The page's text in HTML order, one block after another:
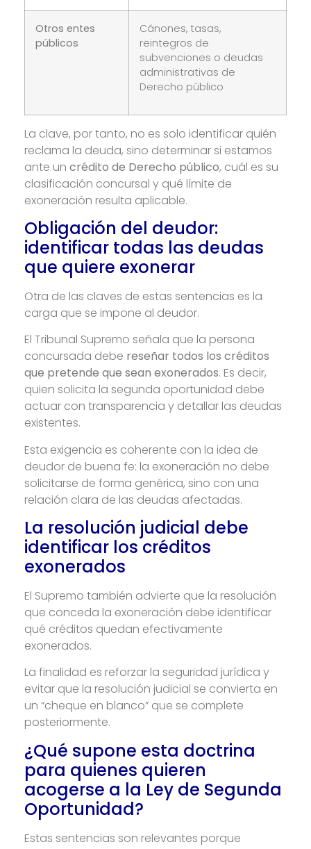
Otros entes
públicos
Cánones, tasas,
reintegros de
subvenciones o deudas
administrativas de
Derecho público
La clave, por tanto, no es solo identificar quién
reclama la deuda, sino determinar si estamos
ante un crédito de Derecho público, cuál es su
clasificación concursal y qué límite de
exoneración resulta aplicable.
Obligación del deudor:
identificar todas las deudas
que quiere exonerar
Otra de las claves de estas sentencias es la
carga que se impone al deudor.
El Tribunal Supremo señala que la persona
concursada debe reseñar todos los créditos
que pretende que sean exonerados. Es decir,
quien solicita la segunda oportunidad debe
actuar con transparencia y detallar las deudas
existentes.
Esta exigencia es coherente con la idea de
deudor de buena fe: la exoneración no debe
solicitarse de forma genérica, sino con una
relación clara de las deudas afectadas.
La resolución judicial debe
identificar los créditos
exonerados
El Supremo también advierte que la resolución
que conceda la exoneración debe identificar
qué créditos quedan efectivamente
exonerados.
La finalidad es reforzar la seguridad jurídica y
evitar que la resolución judicial se convierta en
un “cheque en blanco” que se complete
posteriormente.
¿Qué supone esta doctrina
para quienes quieren
acogerse a la Ley de Segunda
Oportunidad?
Estas sentencias son relevantes porque